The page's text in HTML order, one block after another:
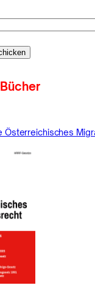
Österreichisches